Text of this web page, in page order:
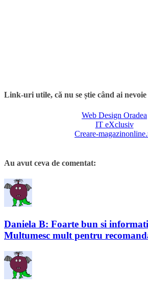
Link-uri utile, că nu se știe când ai nevoie
Web Design Oradea
IT eXclusiv
Creare-
Au avut ceva de comentat:
Daniela B: Foarte bun si
Multumesc mult pentru